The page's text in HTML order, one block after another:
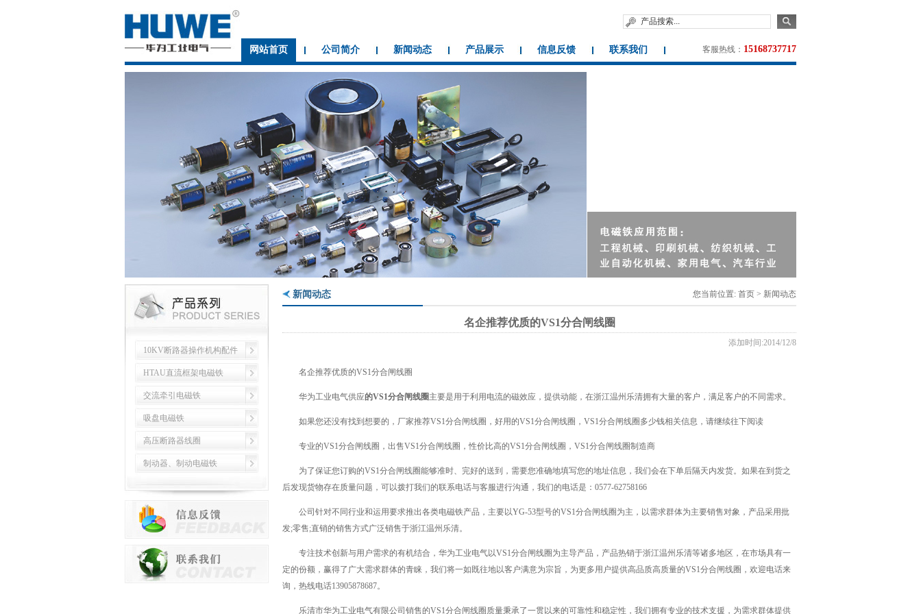
网站首页 公司简介 新闻动态 产品展示 信息反馈 联系我们 客服热线： 15168737717
10KV断路器操作机构配件
HTAU直流框架电磁铁
交流牵引电磁铁
吸盘电磁铁
高压断路器线圈
制动器、制动电磁铁
新闻动态 您当前位置: 首页 > 新闻动态
名企推荐优质的VS1分合闸线圈
添加时间:2014/12/8
名企推荐优质的VS1分合闸线圈
华为工业电气供应的VS1分合闸线圈 主要是用于利用电流的磁效应，提供动能，在浙江温州乐清拥有大量的客户，满足客户的不同需求。
如果您还没有找到想要的，厂家推荐VS1分合闸线圈，好用的VS1分合闸线圈，VS1分合闸线圈多少钱相关信息，请继续往下阅读
专业的VS1分合闸线圈，出售VS1分合闸线圈，性价比高的VS1分合闸线圈，VS1分合闸线圈制造商
为了保证您订购的VS1分合闸线圈能够准时、完好的送到，需要您准确地填写您的地址信息，我们会在下单后隔天内发货。如果在到货之
后发现货物存在质量问题，可以拨打我们的联系电话与客服进行沟通，我们的电话是：0577-62758166
公司针对不同行业和运用要求推出各类电磁铁产品，主要以YG-53型号的VS1分合闸线圈为主，以需求群体为主要销售对象，产品采用批
发;零售;直销的销售方式广泛销售于浙江温州乐清。
专注技术创新与用户需求的有机结合，华为工业电气以VS1分合闸线圈为主导产品，产品热销于浙江温州乐清等诸多地区，在市场具有一
定的份额，赢得了广大需求群体的青睐，我们将一如既往地以客户满意为宗旨，为更多用户提供高品质高质量的VS1分合闸线圈，欢迎电话来
询，热线电话13905878687。
乐清市华为工业电气有限公司销售的VS1分合闸线圈质量秉承了一贯以来的可靠性和稳定性，我们拥有专业的技术支援，为需求群体提供